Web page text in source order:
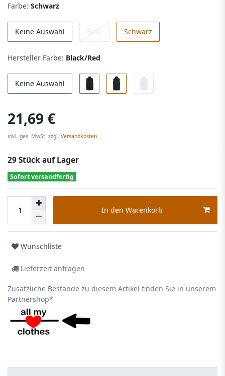
Farbe: Schwarz
Keine Auswahl Blau Schwarz
Hersteller Farbe: Black/Red
Keine Auswahl
21,69 €
inkl. ges. MwSt. zzgl. Versandkosten
29 Stück auf Lager
Sofort versandfertig
In den Warenkorb
Wunschliste
Lieferzeit anfragen
Zusätzliche Bestände zu diesem Artikel finden Sie in unserem
Partnershop*